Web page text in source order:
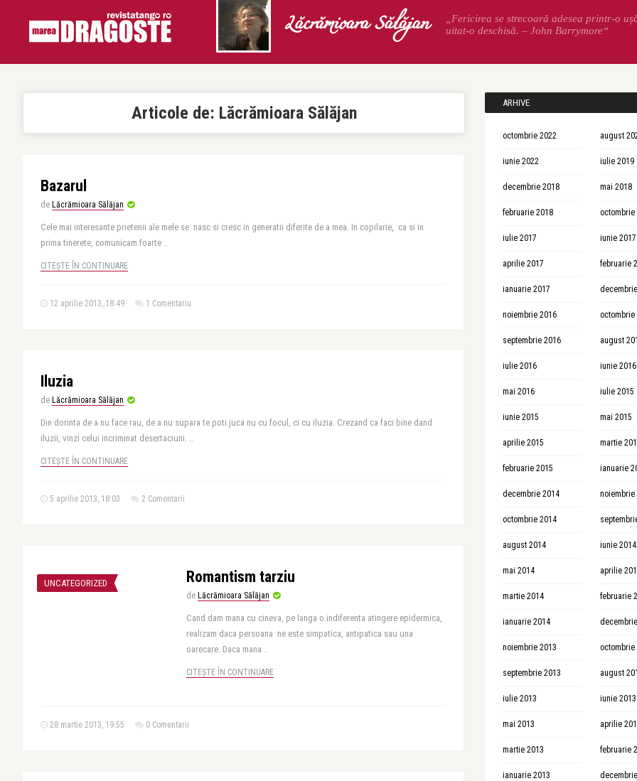
Lăcrămioara Sălăjan
„Fericirea se strecoară adesea printr-o
uitat-o deschisă. – John Barrymore“
Articole de: Lăcrămioara Sălăjan
Bazarul
de Lăcrămioara Sălăjan
Cele mai interesante prietenii ale mele se nasc si cresc in generatii diferite de a mea. In copilarie, ca si in
prima tinerete, comunicam foarte ..
CITEȘTE ÎN CONTINUARE
12 aprilie 2013, 18:49 1 Comentariu
Iluzia
de Lăcrămioara Sălăjan
Din dorinta de a nu face rau, de a nu supara te poti juca nu cu focul, ci cu iluzia. Crezand ca faci bine dand
iluzii, vinzi celui incriminat desertaciuni. ..
CITEȘTE ÎN CONTINUARE
5 aprilie 2013, 18:03 2 Comentarii
UNCATEGORIZED Romantism tarziu
de Lăcrămioara Sălăjan
Cand dam mana cu cineva, pe langa o indiferenta atingere epidermica,
realizam daca persoana ne este simpatica, antipatica sau una
oarecare. Daca mana ..
CITEȘTE ÎN CONTINUARE
28 martie 2013, 19:55 0 Comentarii
ARHIVE
octombrie 2022 august
iunie 2022 iulie 2019
decembrie 2018 mai 2018
februarie 2018 octombrie
iulie 2017 iunie 2017
aprilie 2017 februarie
ianuarie 2017
noiembrie 2016 octombrie
septembrie 2016 august
iulie 2016 iunie 2016
mai 2016 iulie 2015
iunie 2015 mai 2015
aprilie 2015 martie
februarie 2015 ianuarie
decembrie 2014 noiembrie
octombrie 2014
august 2014 iunie 2014
mai 2014 aprilie
martie 2014 februarie
ianuarie 2014
noiembrie 2013 octombrie
septembrie 2013 august
iulie 2013 iunie 2013
mai 2013 aprilie
martie 2013 februarie
ianuarie 2013